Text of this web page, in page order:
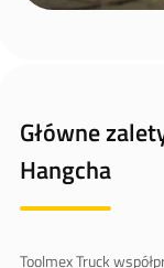
Główne
Hangcha
Toolmex Truck